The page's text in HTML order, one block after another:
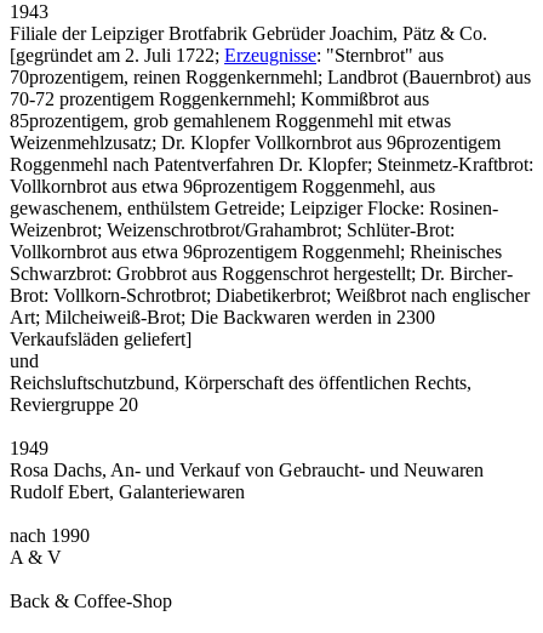
1943
Filiale der Leipziger Brotfabrik Gebrüder Joachim, Pätz & Co.
[gegründet am 2. Juli 1722; Erzeugnisse: "Sternbrot" aus
70prozentigem, reinen Roggenkernmehl; Landbrot (Bauernbrot) aus
70-72 prozentigem Roggenkernmehl; Kommißbrot aus
85prozentigem, grob gemahlenem Roggenmehl mit etwas
Weizenmehlzusatz; Dr. Klopfer Vollkornbrot aus 96prozentigem
Roggenmehl nach Patentverfahren Dr. Klopfer; Steinmetz-Kraftbrot:
Vollkornbrot aus etwa 96prozentigem Roggenmehl, aus
gewaschenem, enthülstem Getreide; Leipziger Flocke: Rosinen-
Weizenbrot; Weizenschrotbrot/Grahambrot; Schlüter-Brot:
Vollkornbrot aus etwa 96prozentigem Roggenmehl; Rheinisches
Schwarzbrot: Grobbrot aus Roggenschrot hergestellt; Dr. Bircher-
Brot: Vollkorn-Schrotbrot; Diabetikerbrot; Weißbrot nach englischer
Art; Milcheiweiß-Brot; Die Backwaren werden in 2300
Verkaufsläden geliefert]
und
Reichsluftschutzbund, Körperschaft des öffentlichen Rechts,
Reviergruppe 20
1949
Rosa Dachs, An- und Verkauf von Gebraucht- und Neuwaren
Rudolf Ebert, Galanteriewaren
nach 1990
A & V
Back & Coffee-Shop